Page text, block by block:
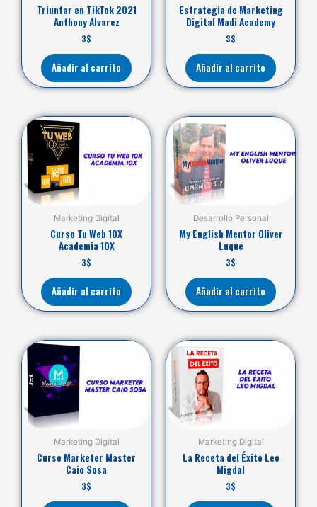
Triunfar en TikTok 2021
Anthony Alvarez
3$
Añadir al carrito
Estrategia de Marketing
Digital Madi Academy
3$
Añadir al carrito
Marketing Digital
Curso Tu Web 10X
Academia 10X
3$
Añadir al carrito
Desarrollo Personal
My English Mentor Oliver
Luque
3$
Añadir al carrito
Marketing Digital
Curso Marketer Master
Caio Sosa
3$
Marketing Digital
La Receta del Éxito Leo
Migdal
3$